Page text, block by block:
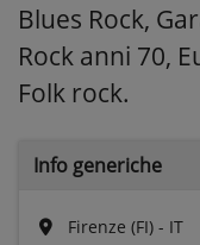
Blues Rock,
Rock anni 70,
Folk rock.
Info generiche
Firenze (FI) - IT